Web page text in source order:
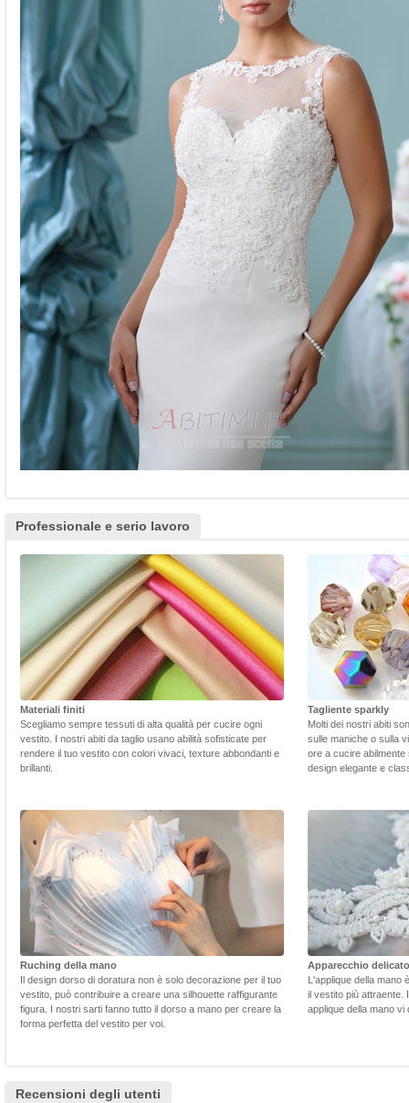
Professionale e serio lavoro
Materiali finiti
Scegliamo sempre tessuti di alta qualità per cucire ogni
vestito. I nostri abiti da taglio usano abilità sofisticate per
rendere il tuo vestito con colori vivaci, texture abbondanti e
brillanti.
Tagliente sparkly
Molti dei nostri abiti
sulle maniche o sulla
ore a cucire
design elegante e
Ruching della mano
Il design dorso di doratura non è solo decorazione per il tuo
vestito, può contribuire a creare una silhouette raffigurante
figura. I nostri sarti fanno tutto il dorso a mano per creare la
forma perfetta del vestito per voi.
Apparecchio delicato
L'applique della
il vestito più attraente.
applique della mano
Recensioni degli utenti